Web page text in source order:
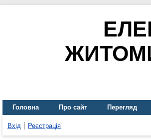
Головна Про сайт Перегляд
Вхід Реєстрація